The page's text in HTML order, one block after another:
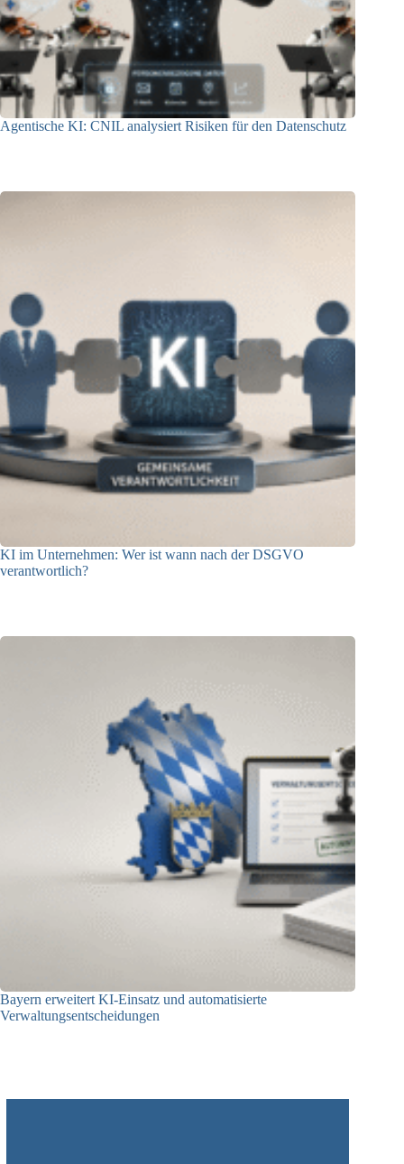
Agentische KI: CNIL analysiert Risiken für den Datenschutz
KI im Unternehmen: Wer ist wann nach der DSGVO
verantwortlich?
Bayern erweitert KI-Einsatz und automatisierte
Verwaltungsentscheidungen